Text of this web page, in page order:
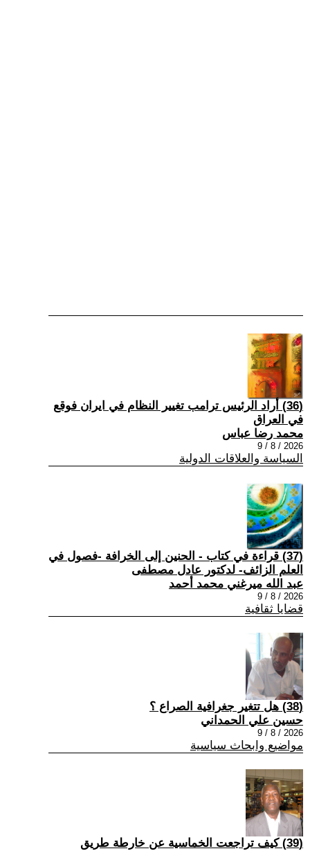
(36) أراد الرئيس ترامب تغيير النظام في ايران فوقع
في العراق
محمد رضا عباس
2026 / 8 / 9
السياسة والعلاقات الدولية
(37) قراءة في كتاب - الحنين إلى الخرافة -فصول في
العلم الزائف- لدكتور عادل مصطفى
عبد الله ميرغني محمد أحمد
2026 / 8 / 9
قضايا ثقافية
(38) هل تتغير جغرافية الصراع ؟
حسين علي الحمداني
2026 / 8 / 9
مواضيع وابحاث سياسية
(39) كيف تراجعت الخماسية عن خارطة طريق